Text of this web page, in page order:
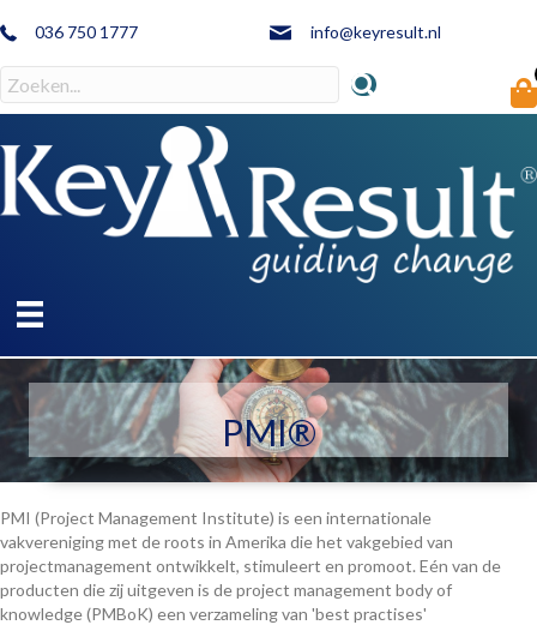
036 750 1777 info@keyresult.nl
PMI®
PMI (Project Management Institute) is een internationale
vakvereniging met de roots in Amerika die het vakgebied van
projectmanagement ontwikkelt, stimuleert en promoot. Eén van de
producten die zij uitgeven is de project management body of
knowledge (PMBoK) een verzameling van 'best practises'